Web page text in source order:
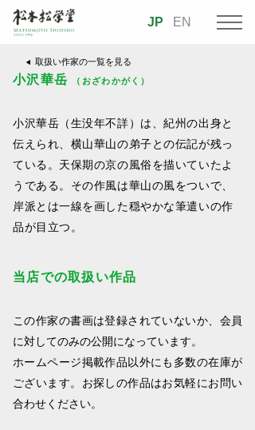
JP EN
取扱い作家の一覧を見る
小沢華岳 （おざわかがく）
小沢華岳（生没年不詳）は、紀州の出身と
伝えられ、横山華山の弟子との伝記が残っ
ている。天保期の京の風俗を描いていたよ
うである。その作風は華山の風をついで、
岸派とは一線を画した穏やかな筆遣いの作
品が目立つ。
当店での取扱い作品
この作家の書画は登録されていないか、会員
に対してのみの公開になっています。
ホームページ掲載作品以外にも多数の在庫が
ございます。お探しの作品はお気軽にお問い
合わせください。